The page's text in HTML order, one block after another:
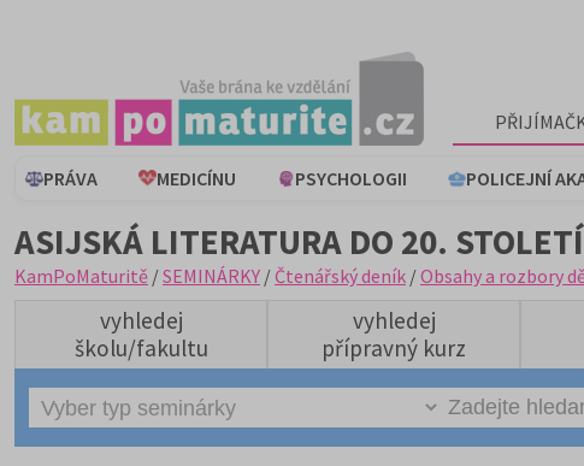
PRÁVA MEDICÍNU PSYCHOLOGII POLICEJNÍ
ASIJSKÁ LITERATURA DO 20. STOLETÍ
KamPoMaturitě /SEMINÁRKY / Čtenářský deník /Obsahy a rozbory
vyhledej
školu/fakultu
vyhledej
přípravný kurz